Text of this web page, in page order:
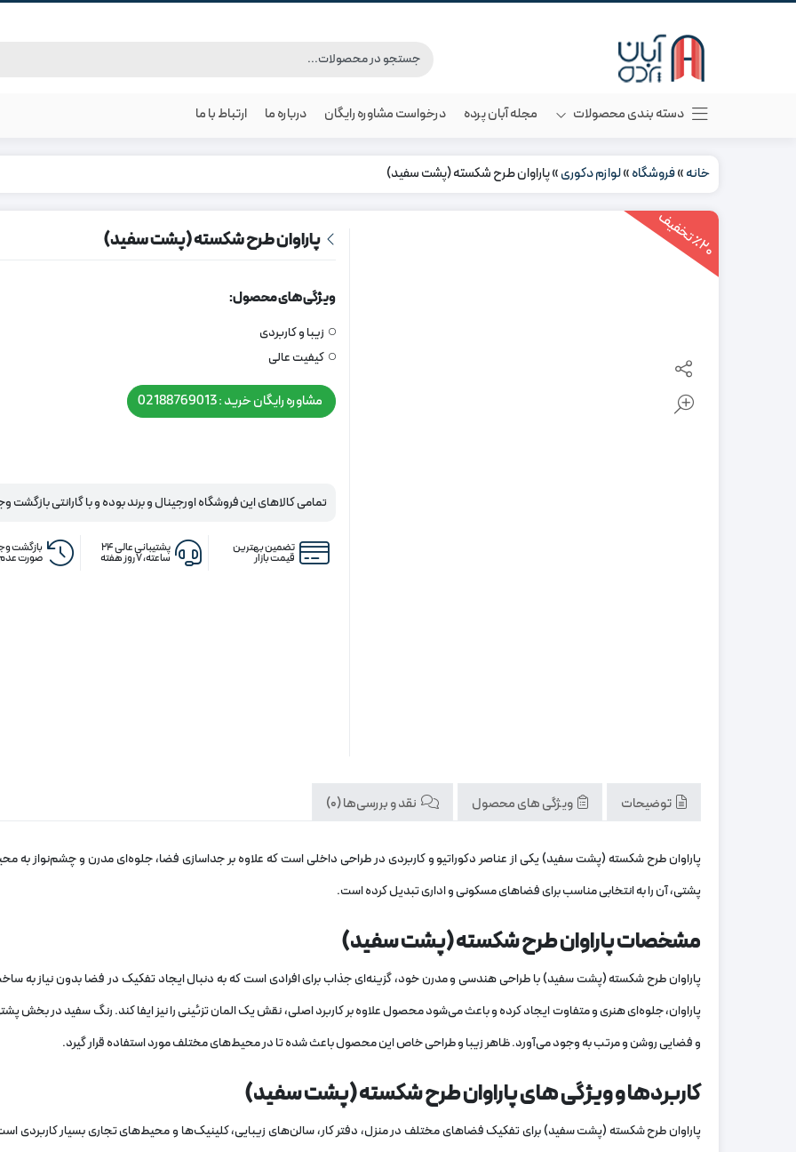
دسته بندی محصولات مجله آبان پرده درخواست مشاوره رایگان درباره ما ارتباط با ما
خانه»فروشگاه»لوازم دکوری»پاراوان طرح شکسته (پشت سفید)
٪2
0
ت
خ
ف
یف پاراوان طرح شکسته (پشت سفید)
ویژگی های محصول:
زیبا و کاربردی
کیفیت عالی
مشاوره رایگان خرید : 02188769013
تمامی کالاهای این فروشگاه اورجینال و برند بوده و با گارانتی بازگشت
تضمین بهترین
قیمت بازار
پشتیبانی عالی ۲۴
ساعته، ۷ روز هفته
بازگشت
صورت
توضیحات ویژگی های محصول نقد و بررسی‌ها (0)
پاراوان طرح شکسته (پشت سفید) یکی از عناصر دکوراتیو و کاربردی در طراحی داخلی است که علاوه بر جداسازی فضا، جلوه‌ای مدرن و
پشتی، آن را به انتخابی مناسب برای فضاهای مسکونی و اداری تبدیل کرده است.
مشخصات پاراوان طرح شکسته (پشت سفید)
پاراوان طرح شکسته (پشت سفید) با طراحی هندسی و مدرن خود، گزینه‌ای جذاب برای افرادی است که به دنبال ایجاد تفکیک در فضا بدون نیاز به
پاراوان، جلوه‌ای هنری و متفاوت ایجاد کرده و باعث می‌شود محصول علاوه بر کاربرد اصلی، نقش یک المان تزئینی را نیز ایفا کند. رنگ سفید در بخش
و فضایی روشن و مرتب به وجود می‌آورد. ظاهر زیبا و طراحی خاص این محصول باعث شده تا در محیط‌های مختلف مورد استفاده قرار گیرد.
کاربردها و ویژگی های پاراوان طرح شکسته (پشت سفید)
پاراوان طرح شکسته (پشت سفید) برای تفکیک فضاهای مختلف در منزل، دفتر کار، سالن‌های زیبایی، کلینیک‌ها و محیط‌های تجاری بسیار